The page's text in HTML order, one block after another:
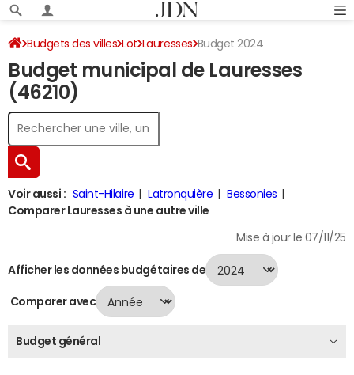
Budgets des villes Lot Lauresses Budget 2024
Budget municipal de Lauresses
(46210)
Voir aussi : Saint-Hilaire Latronquière
Bessonies
Comparer Lauresses à une autre ville
Mise à jour le 07/11/25
Afficher les données budgétaires de
Comparer avec
Budget général